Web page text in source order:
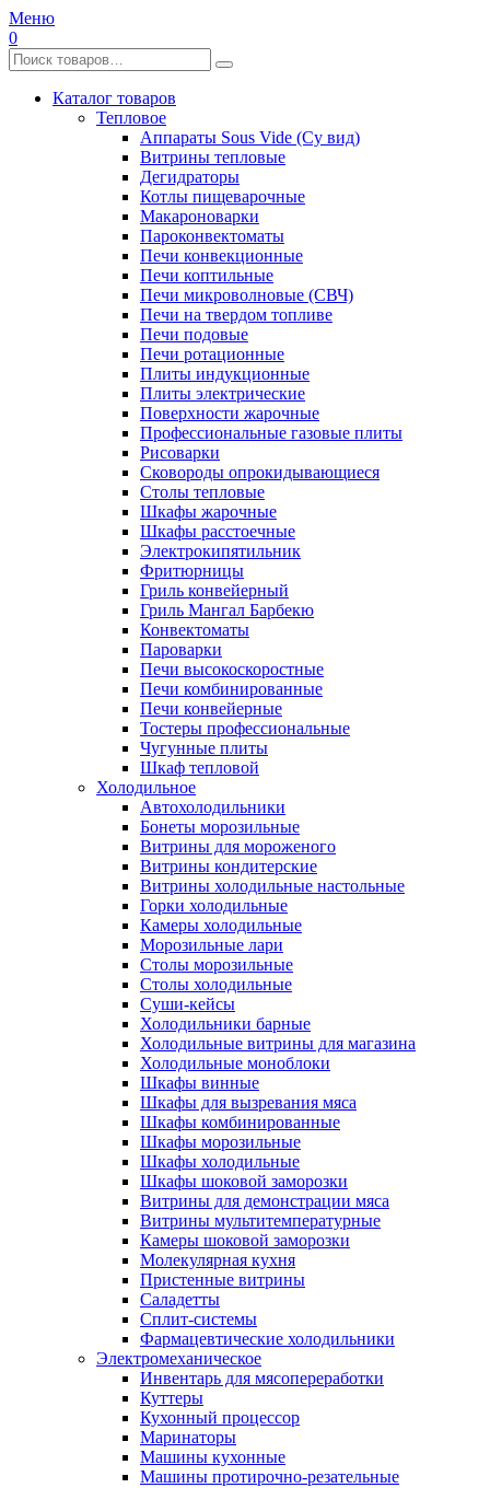
Меню
0
Каталог товаров
Тепловое
Аппараты Sous Vide (Су вид)
Витрины тепловые
Дегидраторы
Котлы пищеварочные
Макароноварки
Пароконвектоматы
Печи конвекционные
Печи коптильные
Печи микроволновые (СВЧ)
Печи на твердом топливе
Печи подовые
Печи ротационные
Плиты индукционные
Плиты электрические
Поверхности жарочные
Профессиональные газовые плиты
Рисоварки
Сковороды опрокидывающиеся
Столы тепловые
Шкафы жарочные
Шкафы расстоечные
Электрокипятильник
Фритюрницы
Гриль конвейерный
Гриль Мангал Барбекю
Конвектоматы
Пароварки
Печи высокоскоростные
Печи комбинированные
Печи конвейерные
Тостеры профессиональные
Чугунные плиты
Шкаф тепловой
Холодильное
Автохолодильники
Бонеты морозильные
Витрины для мороженого
Витрины кондитерские
Витрины холодильные настольные
Горки холодильные
Камеры холодильные
Морозильные лари
Столы морозильные
Столы холодильные
Суши-кейсы
Холодильники барные
Холодильные витрины для магазина
Холодильные моноблоки
Шкафы винные
Шкафы для вызревания мяса
Шкафы комбинированные
Шкафы морозильные
Шкафы холодильные
Шкафы шоковой заморозки
Витрины для демонстрации мяса
Витрины мультитемпературные
Камеры шоковой заморозки
Молекулярная кухня
Пристенные витрины
Саладетты
Сплит-системы
Фармацевтические холодильники
Электромеханическое
Инвентарь для мясопереработки
Куттеры
Кухонный процессор
Маринаторы
Машины кухонные
Машины протирочно-резательные